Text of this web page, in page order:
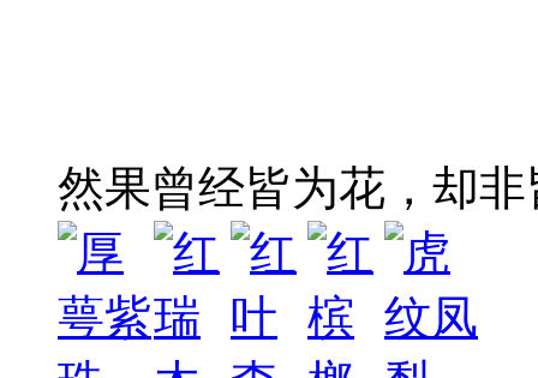
然果曾经皆为花，却